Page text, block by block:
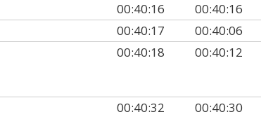
00:40:16 00:40:16
00:40:17 00:40:06
00:40:18 00:40:12
00:40:32 00:40:30